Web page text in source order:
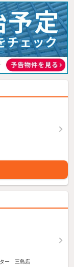
ター 三島店